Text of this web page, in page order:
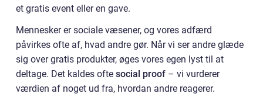
et gratis event eller en gave.
Mennesker er sociale væsener, og vores adfærd
påvirkes ofte af, hvad andre gør. Når vi ser andre glæde
sig over gratis produkter, øges vores egen lyst til at
deltage. Det kaldes ofte social proof – vi vurderer
værdien af noget ud fra, hvordan andre reagerer.